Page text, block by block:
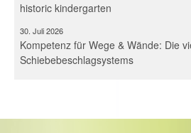
30. Juli 2026
Kompetenz für Wege & Wände: Die
Schiebebeschlagsystems
30. Juli 2026
30. Juli 2026